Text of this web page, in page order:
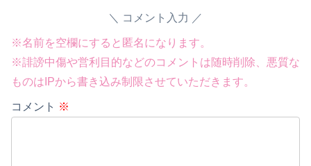
コメント入力
※名前を空欄にすると匿名になります。
※誹謗中傷や営利目的などのコメントは随時削除、悪質な
ものはIPから書き込み制限させていただきます。
コメント ※